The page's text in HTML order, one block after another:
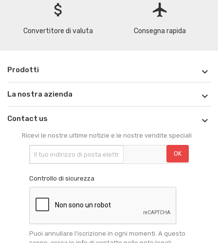
attach_money
Convertitore di valuta
flight
Consegna rapida
Prodotti 
La nostra azienda 
Contact us 
Ricevi le nostre ultime notizie e le nostre vendite speciali
Controllo di sicurezza
Puoi annullare l'iscrizione in ogni momenti. A questo